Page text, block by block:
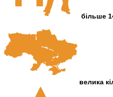
більше
велика